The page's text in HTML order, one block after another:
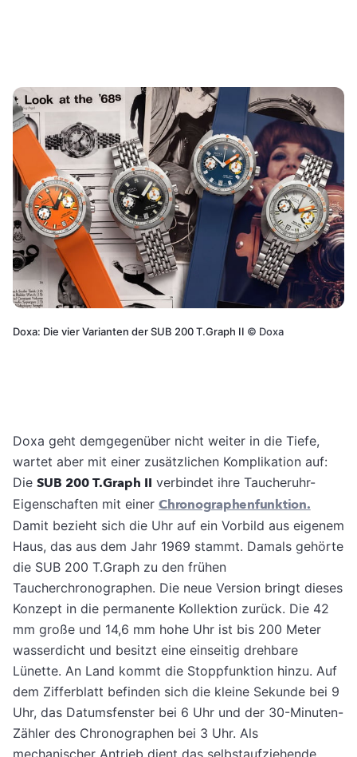
Doxa: Die vier Varianten der SUB 200 T.Graph II © Doxa
Doxa geht demgegenüber nicht weiter in die Tiefe,
wartet aber mit einer zusätzlichen Komplikation auf:
Die SUB 200 T.Graph II verbindet ihre Taucheruhr-
Eigenschaften mit einer Chronographenfunktion.
Damit bezieht sich die Uhr auf ein Vorbild aus eigenem
Haus, das aus dem Jahr 1969 stammt. Damals gehörte
die SUB 200 T.Graph zu den frühen
Taucherchronographen. Die neue Version bringt dieses
Konzept in die permanente Kollektion zurück. Die 42
mm große und 14,6 mm hohe Uhr ist bis 200 Meter
wasserdicht und besitzt eine einseitig drehbare
Lünette. An Land kommt die Stoppfunktion hinzu. Auf
dem Zifferblatt befinden sich die kleine Sekunde bei 9
Uhr, das Datumsfenster bei 6 Uhr und der 30-Minuten-
Zähler des Chronographen bei 3 Uhr. Als
mechanischer Antrieb dient das selbstaufziehende